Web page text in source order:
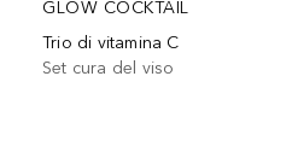
GLOW COCKTAIL
Trio di vitamina C
Set cura del viso